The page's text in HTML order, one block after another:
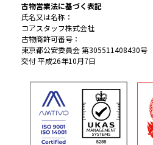
古物営業法に基づく表記
氏名又は名称：
コアスタッフ株式会社
古物商許可番号：
東京都公安委員会 第305511408430号
交付 平成26年10月7日